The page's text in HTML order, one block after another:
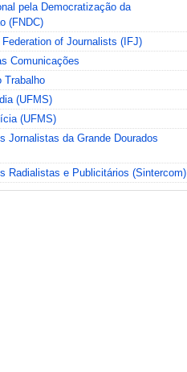
pela Democratização da
(FNDC)
of Journalists (IFJ)
Comunicações
Trabalho
(UFMS)
(UFMS)
Jornalistas da Grande Dourados
Radialistas e Publicitários (Sintercom)